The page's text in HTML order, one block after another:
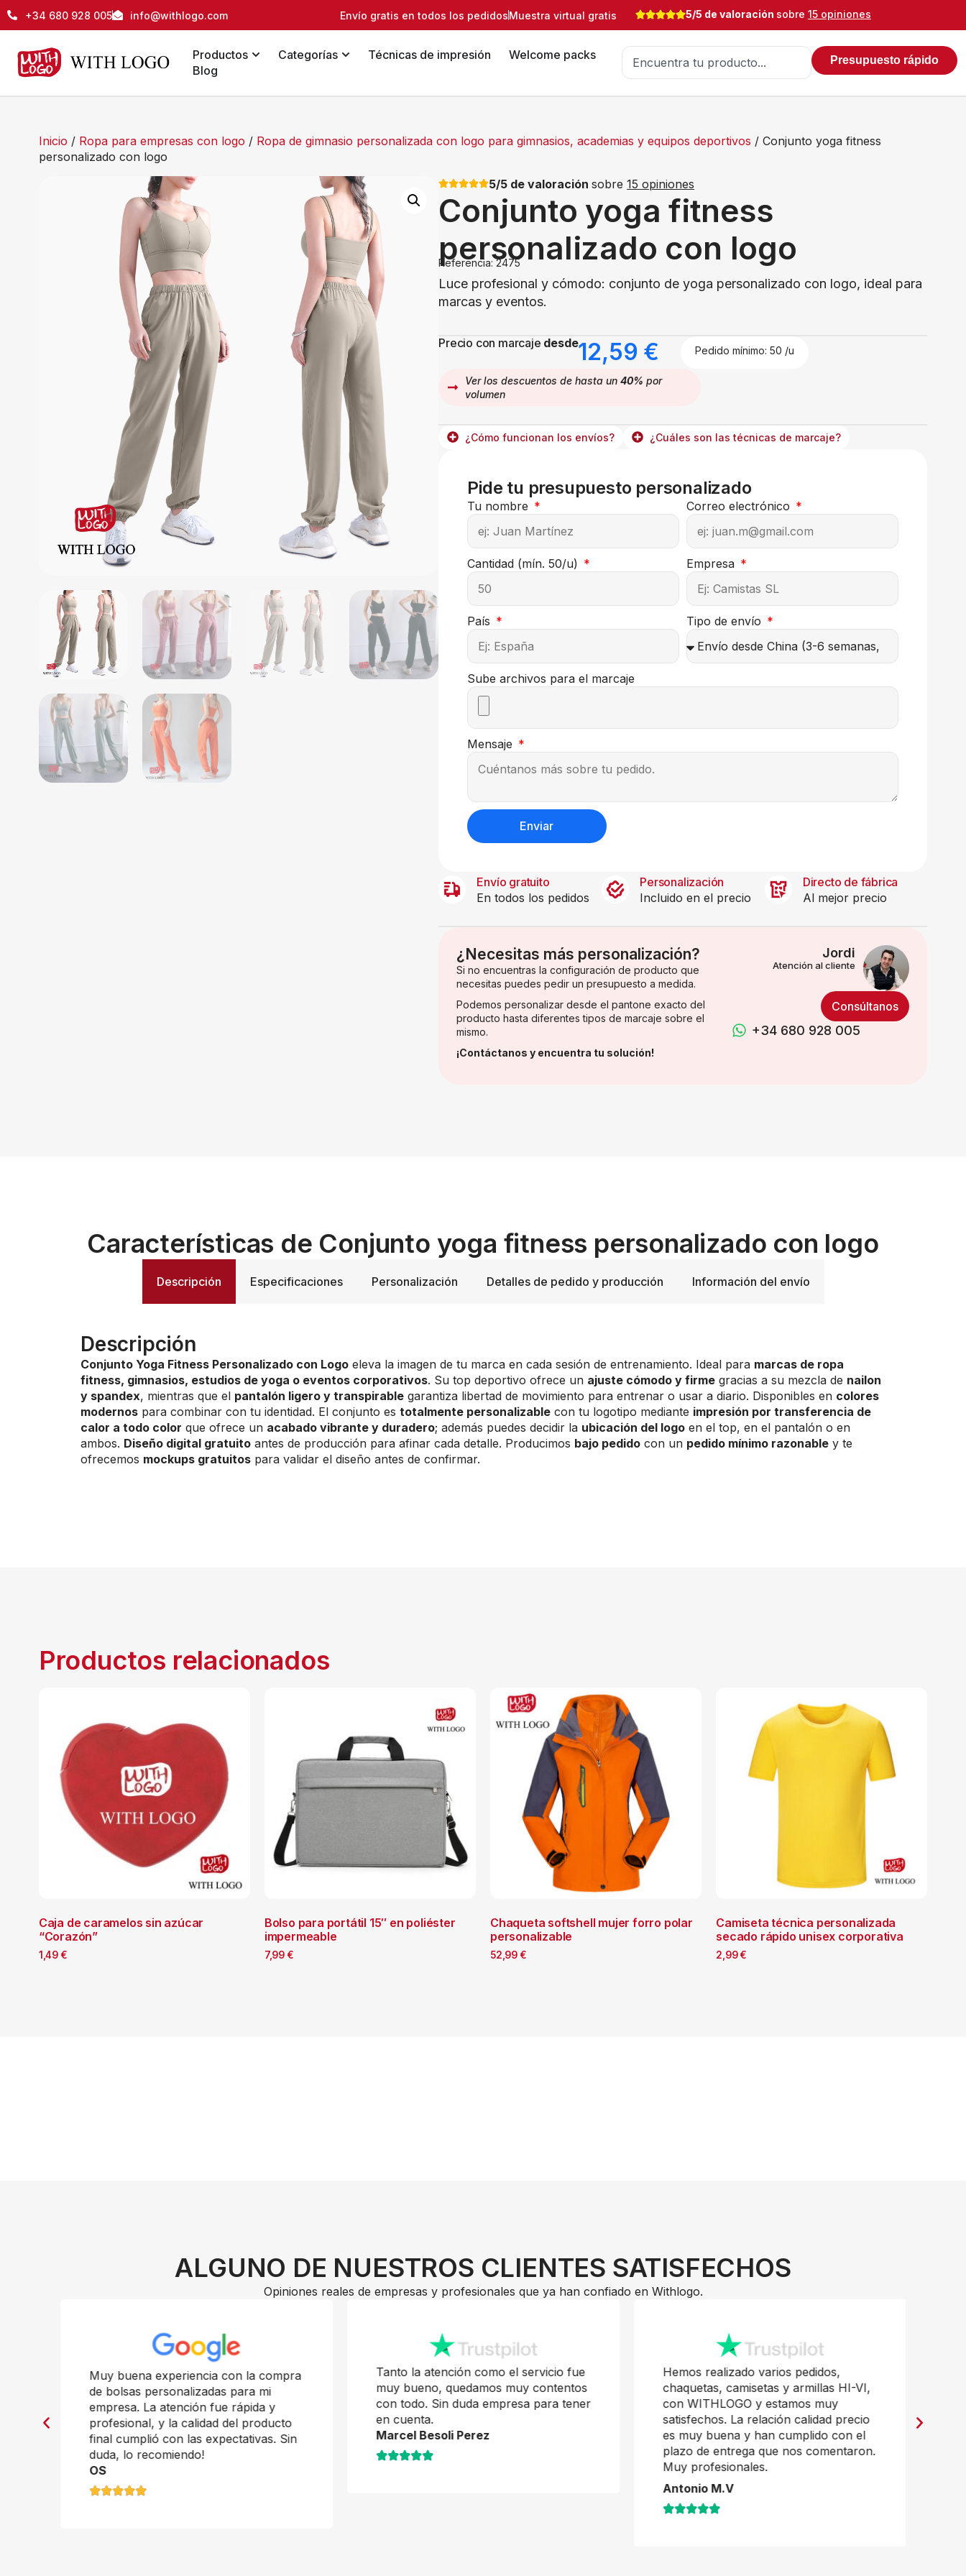
+34 680 928 005 info@withlogo.com Envío gratis en todos los pedidosMuestra virtual gratis 5/5 de valoración sobre 15 opiniones
Productos Categorías Técnicas de impresión
Welcome packs
Blog
Presupuesto rápido
Inicio / Ropa para empresas con logo / Ropa de gimnasio personalizada con logo para gimnasios, academias y equipos deportivos / Conjunto yoga fitness
personalizado con logo
5/5 de valoraciónsobre15 opiniones
Conjunto yoga fitness
personalizado con logo
Referencia: 2475
Luce profesional y cómodo: conjunto de yoga personalizado con logo, ideal para
marcas y eventos.
Precio con marcaje desde12,59 € Pedido mínimo: 50 /u
Ver los descuentos de hasta un40% por
volumen
¿Cómo funcionan los envíos? ¿Cuáles son las técnicas de marcaje?
Pide tu presupuesto personalizado
Tu nombre Correo electrónico
Cantidad (mín. 50/u) Empresa
País Tipo de envío
Sube archivos para el marcaje
Mensaje
Enviar
Envío gratuito
En todos los pedidos
Personalización
Incluido en el precio
Directo de fábrica
Al mejor precio
¿Necesitas más personalización?
Si no encuentras la configuración de producto que
necesitas puedes pedir un presupuesto a medida.
Podemos personalizar desde el pantone exacto del
producto hasta diferentes tipos de marcaje sobre el
mismo.
¡Contáctanos y encuentra tu solución!
Jordi
Atención al cliente
Consúltanos
+34 680 928 005
Características de Conjunto yoga fitness personalizado con logo
Descripción Especificaciones Personalización Detalles de pedido y producción Información del envío
Descripción
Conjunto Yoga Fitness Personalizado con Logo eleva la imagen de tu marca en cada sesión de entrenamiento. Ideal para marcas de ropa
fitness, gimnasios, estudios de yoga o eventos corporativos. Su top deportivo ofrece un ajuste cómodo y firme gracias a su mezcla de nailon
y spandex, mientras que el pantalón ligero y transpirable garantiza libertad de movimiento para entrenar o usar a diario. Disponibles en colores
modernos para combinar con tu identidad. El conjunto es totalmente personalizable con tu logotipo mediante impresión por transferencia de
calor a todo color que ofrece un acabado vibrante y duradero; además puedes decidir la ubicación del logo en el top, en el pantalón o en
ambos. Diseño digital gratuito antes de producción para afinar cada detalle. Producimos bajo pedido con un pedido mínimo razonable y te
ofrecemos mockups gratuitos para validar el diseño antes de confirmar.
Productos relacionados
Caja de caramelos sin azúcar
“Corazón”
1,49 €
Bolso para portátil 15″ en poliéster
impermeable
7,99 €
Chaqueta softshell mujer forro polar
personalizable
52,99 €
Camiseta técnica personalizada
secado rápido unisex corporativa
2,99€
ALGUNO DE NUESTROS CLIENTES SATISFECHOS
Opiniones reales de empresas y profesionales que ya han confiado en Withlogo.
Muy buena experiencia con la compra
de bolsas personalizadas para mi
empresa. La atención fue rápida y
profesional, y la calidad del producto
final cumplió con las expectativas. Sin
duda, lo recomiendo!
OS
Tanto la atención como el servicio fue
muy bueno, quedamos muy contentos
con todo. Sin duda empresa para tener
en cuenta.
Marcel Besoli Perez
Hemos realizado varios pedidos,
chaquetas, camisetas y armillas HI-VI,
con WITHLOGO y estamos muy
satisfechos. La relación calidad precio
es muy buena y han cumplido con el
plazo de entrega que nos comentaron.
Muy profesionales.
Antonio M.V